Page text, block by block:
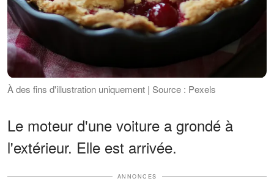
À des fins d'illustration uniquement | Source : Pexels
Le moteur d'une voiture a grondé à
l'extérieur. Elle est arrivée.
ANNONCES